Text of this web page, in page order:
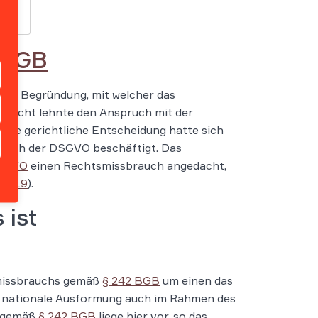
Begründung, mit welcher das
lehnte den Anspruch mit der
gerichtliche Entscheidung hatte sich
der DSGVO beschäftigt. Das
einen Rechtsmissbrauch angedacht,
19).
ist
gemäß § 242 BGB um einen das
Ausformung auch im Rahmen des